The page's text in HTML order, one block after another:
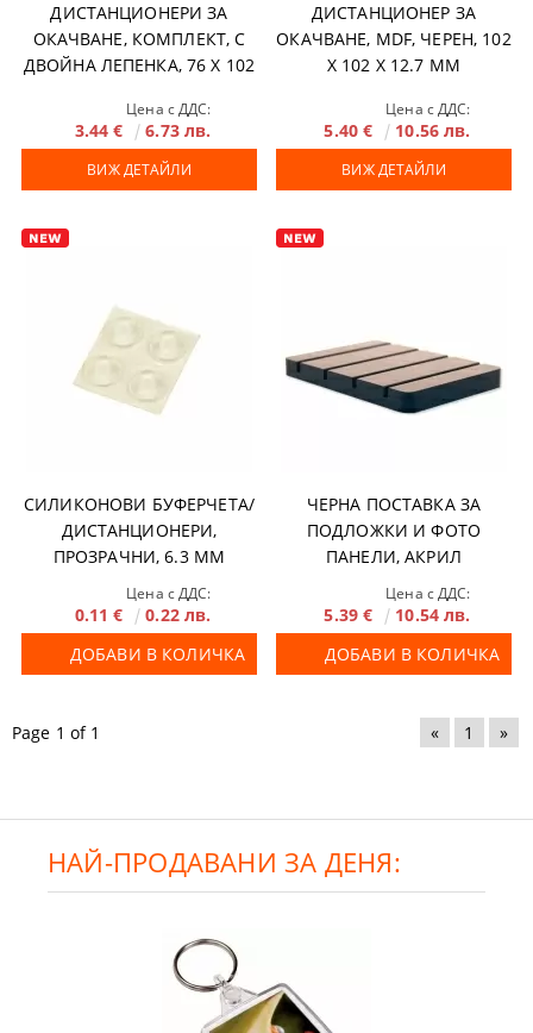
ДИСТАНЦИОНЕРИ ЗА
ОКАЧВАНЕ, КОМПЛЕКТ, С
ДВОЙНА ЛЕПЕНКА, 76 X 102
Цена с ДДС:
3.44 € 6.73 лв.
ВИЖ ДЕТАЙЛИ
ДИСТАНЦИОНЕР ЗА
ОКАЧВАНЕ, MDF, ЧЕРЕН, 102
X 102 X 12.7 MM
Цена с ДДС:
5.40 € 10.56 лв.
ВИЖ ДЕТАЙЛИ
СИЛИКОНОВИ БУФЕРЧЕТА/
ДИСТАНЦИОНЕРИ,
ПРОЗРАЧНИ, 6.3 MM
Цена с ДДС:
0.11 €
0.22 лв.
ДОБАВИ В КОЛИЧКА
ЧЕРНА ПОСТАВКА ЗА
ПОДЛОЖКИ И ФОТО
ПАНЕЛИ, АКРИЛ
Цена с ДДС:
5.39 €
10.54 лв.
ДОБАВИ В КОЛИЧКА
Page 1 of 1 « 1 »
НАЙ-ПРОДАВАНИ ЗА ДЕНЯ: